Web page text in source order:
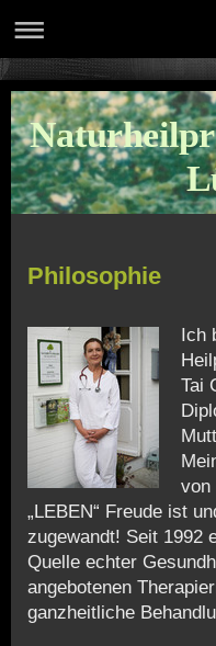
Philosophie
Ich
Tai
von
„LEBEN“ Freude ist
zugewandt! Seit 1992
Quelle echter
angebotenen
ganzheitliche